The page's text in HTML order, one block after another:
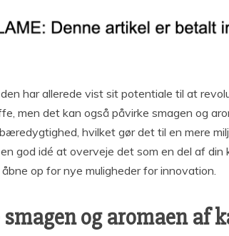
har allerede vist sit potentiale til at
men det kan også påvirke smagen og
hvilket gør det til en mere
god idé at overveje det som en del af
op for nye muligheder for innovation.
og aromaen af